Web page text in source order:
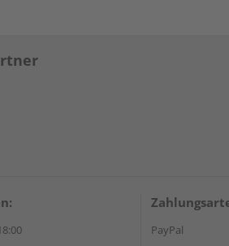
PayPal